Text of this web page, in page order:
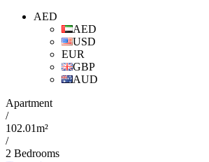
AED
AED
USD
EUR
GBP
AUD
Apartment
/
102.01m²
/
2 Bedrooms